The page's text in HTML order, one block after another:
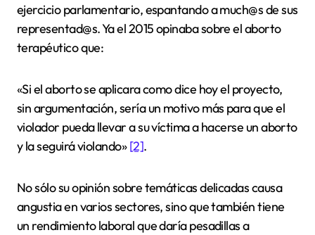
ejercicio parlamentario, espantando a much@s de sus
representad@s. Ya el 2015 opinaba sobre el aborto
terapéutico que:
«Si el aborto se aplicara como dice hoy el proyecto,
sin argumentación, sería un motivo más para que el
violador pueda llevar a su víctima a hacerse un aborto
y la seguirá violando»[2].
No sólo su opinión sobre temáticas delicadas causa
angustia en varios sectores, sino que también tiene
un rendimiento laboral que daría pesadillas a